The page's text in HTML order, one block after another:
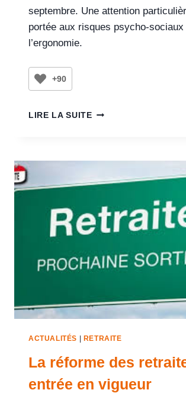
septembre. Une attention
portée aux risques psycho-
l’ergonomie.
+90
LIRE LA SUITE
ACTUALITÉS | RETRAITE
La réforme des
entrée en vigueur